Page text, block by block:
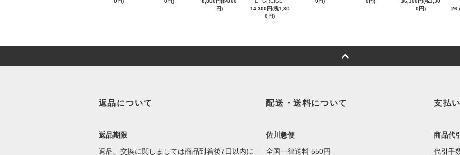
円)
14,300円(税1,30
0円)
0円)
返品について
返品期限
返品、交換に関しましては商品到着後7日以内に
配送・送料について
佐川急便
全国一律送料 550円
支払
商品代
代引